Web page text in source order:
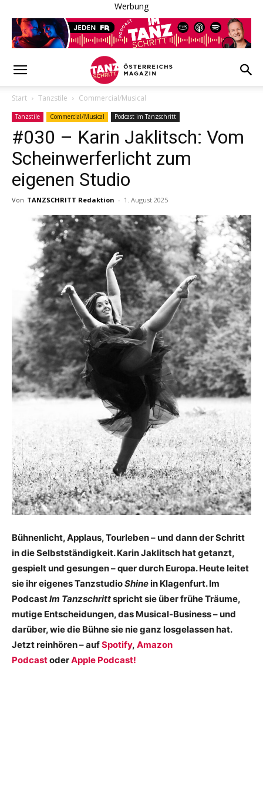
Werbung
Start Tanzstile Commercial/Musical
Tanzstile Commercial/Musical Podcast im Tanzschritt
#030 – Karin Jaklitsch: Vom
Scheinwerferlicht zum
eigenen Studio
Von TANZSCHRITT Redaktion - 1. August 2025
Bühnenlicht, Applaus, Tourleben – und dann der Schritt
in die Selbstständigkeit. Karin Jaklitsch hat getanzt,
gespielt und gesungen – quer durch Europa. Heute leitet
sie ihr eigenes TanzstudioShinein Klagenfurt. Im
PodcastIm Tanzschrittspricht sie über frühe Träume,
mutige Entscheidungen, das Musical-Business – und
darüber, wie die Bühne sie nie ganz losgelassen hat.
Jetzt reinhören – aufSpotify, Amazon
PodcastoderApple Podcast!